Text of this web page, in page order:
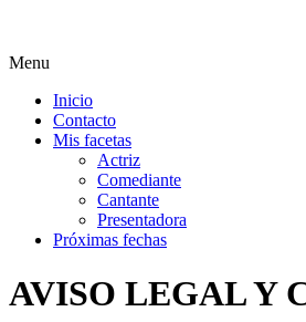
Menu
Inicio
Contacto
Mis facetas
Actriz
Comediante
Cantante
Presentadora
Próximas fechas
AVISO LEGAL Y